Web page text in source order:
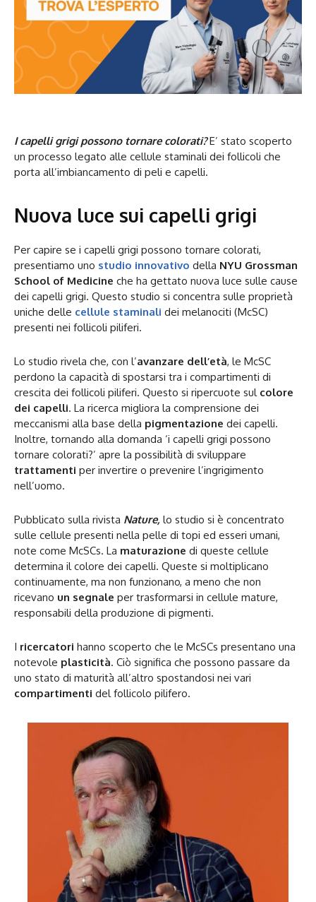
I capelli grigi possono tornare colorati?E’ stato scoperto
un processo legato alle cellule staminali dei follicoli che
porta all’imbiancamento di peli e capelli.
Nuova luce sui capelli grigi
Per capire se i capelli grigi possono tornare colorati,
presentiamo uno studio innovativo della NYU Grossman
School of Medicine che ha gettato nuova luce sulle cause
dei capelli grigi. Questo studio si concentra sulle proprietà
uniche delle cellule staminali dei melanociti (McSC)
presenti nei follicoli piliferi.
Lo studio rivela che, con l’avanzare dell’età, le McSC
perdono la capacità di spostarsi tra i compartimenti di
crescita dei follicoli piliferi. Questo si ripercuote sul colore
dei capelli. La ricerca migliora la comprensione dei
meccanismi alla base della pigmentazione dei capelli.
Inoltre, tornando alla domanda ‘i capelli grigi possono
tornare colorati?’ apre la possibilità di sviluppare
trattamenti per invertire o prevenire l’ingrigimento
nell’uomo.
Pubblicato sulla rivista Nature, lo studio si è concentrato
sulle cellule presenti nella pelle di topi ed esseri umani,
note come McSCs. La maturazione di queste cellule
determina il colore dei capelli. Queste si moltiplicano
continuamente, ma non funzionano, a meno che non
ricevano un segnale per trasformarsi in cellule mature,
responsabili della produzione di pigmenti.
I ricercatori hanno scoperto che le McSCs presentano una
notevole plasticità. Ciò significa che possono passare da
uno stato di maturità all’altro spostandosi nei vari
compartimenti del follicolo pilifero.